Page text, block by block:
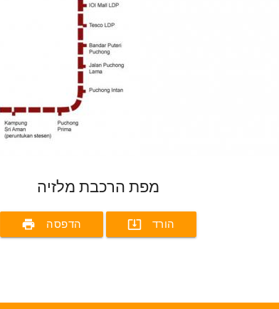
מפת הרכבת מלזיה
print הדפסה system_update_alt הורד